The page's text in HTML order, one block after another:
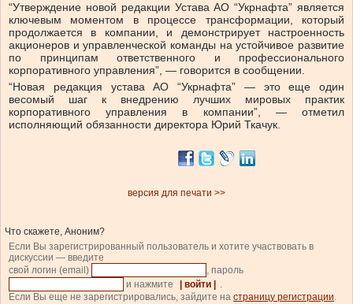
“Утверждение новой редакции Устава АО “Укрнафта” является
ключевым моментом в процессе трансформации, который
продолжается в компании, и демонстрирует настроенность
акционеров и управленческой команды на устойчивое развитие
по принципам ответственного и профессионального
корпоративного управления”, — говорится в сообщении.
“Новая редакция устава АО “Укрнафта” — это еще один
весомый шаг к внедрению лучших мировых практик
корпоративного управления в компании”, — отметил
исполняющий обязанности директора Юрий Ткачук.
версия для печати >>
Что скажете, Аноним?
Если Вы зарегистрированный пользователь и хотите участвовать в
дискуссии — введите
свой логин (email)
, пароль
и нажмите
| войти |
.
Если Вы еще не зарегистрировались, зайдите на страницу регистрации.